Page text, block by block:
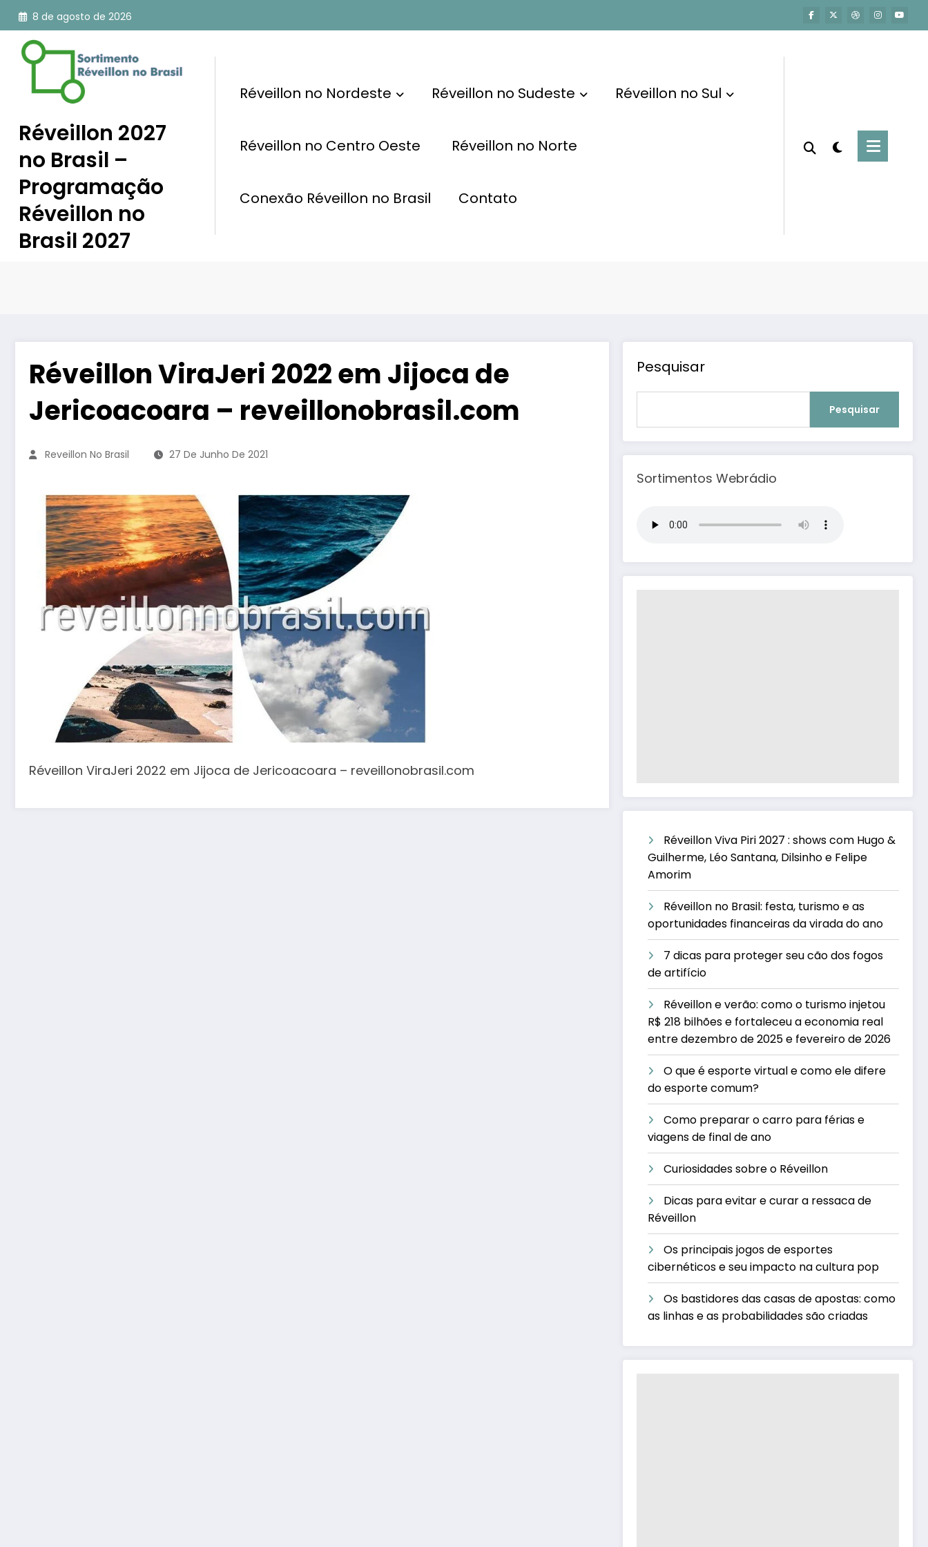
Pular
para
conteúdo
8 de agosto de 2026
Réveillon 2027
no Brasil –
Programação
Réveillon no
Brasil 2027
Réveillon no Nordeste Réveillon no Sudeste Réveillon no Sul
Réveillon no Centro Oeste Réveillon no Norte
Conexão Réveillon no Brasil Contato
Réveillon ViraJeri 2022 em Jijoca de
Jericoacoara – reveillonobrasil.com
Reveillon No Brasil 27 De Junho De 2021
Réveillon ViraJeri 2022 em Jijoca de Jericoacoara – reveillonobrasil.com
Pesquisar
Pesquisar
Sortimentos Webrádio
Réveillon Viva Piri 2027 : shows com Hugo &
Guilherme, Léo Santana, Dilsinho e Felipe
Amorim
Réveillon no Brasil: festa, turismo e as
oportunidades financeiras da virada do ano
7 dicas para proteger seu cão dos fogos
de artifício
Réveillon e verão: como o turismo injetou
R$ 218 bilhões e fortaleceu a economia real
entre dezembro de 2025 e fevereiro de 2026
O que é esporte virtual e como ele difere
do esporte comum?
Como preparar o carro para férias e
viagens de final de ano
Curiosidades sobre o Réveillon
Dicas para evitar e curar a ressaca de
Réveillon
Os principais jogos de esportes
cibernéticos e seu impacto na cultura pop
Os bastidores das casas de apostas: como
as linhas e as probabilidades são criadas